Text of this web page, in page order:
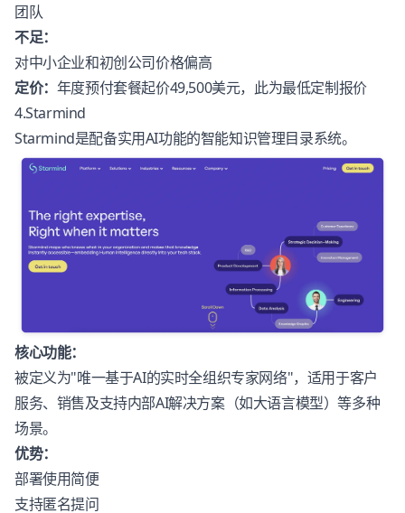
团队
不足：
对中小企业和初创公司价格偏高
定价： 年度预付套餐起价49,500美元，此为最低定制报价
4.Starmind
Starmind是配备实用AI功能的智能知识管理目录系统。
核心功能：
被定义为"唯一基于AI的实时全组织专家网络"，适用于客户
服务、销售及支持内部AI解决方案（如大语言模型）等多种
场景。
优势：
部署使用简便
支持匿名提问